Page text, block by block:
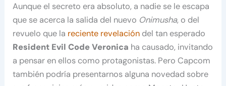
Aunque el secreto era absoluto, a nadie se le escapa
que se acerca la salida del nuevo Onimusha, o del
revuelo que la reciente revelación del tan esperado
Resident Evil Code Veronica ha causado, invitando
a pensar en ellos como protagonistas. Pero Capcom
también podría presentarnos alguna novedad sobre